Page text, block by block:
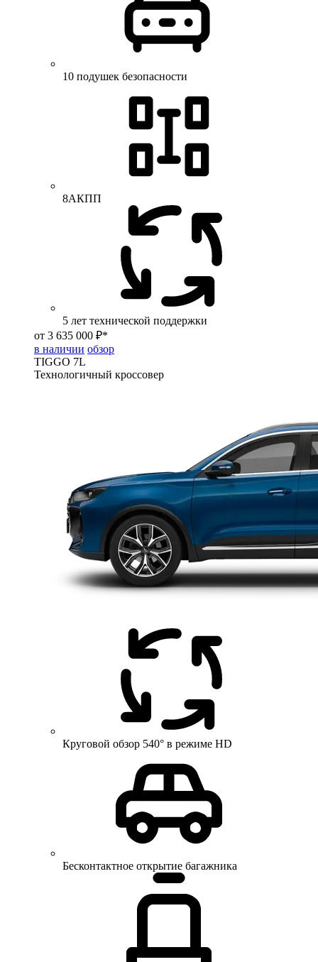
10 подушек безопасности
8АКПП
5 лет технической поддержки
от 3 635 000 ₽*
в наличии обзор
TIGGO 7L
Технологичный кроссовер
Круговой обзор 540° в режиме HD
Бесконтактное открытие багажника